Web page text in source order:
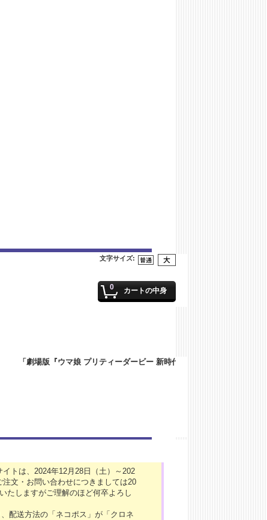
文字サイズ:
0 カートの中身
トは、2024年12月28日（土）～202
文・お問い合わせにつきましては20
たしますがご理解のほど何卒よろし
配送方法の「ネコポス」が「クロネ